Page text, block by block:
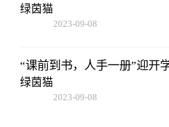
绿茵猫
2023-09-08
“课前到书，人手一册”迎开
绿茵猫
2023-09-08